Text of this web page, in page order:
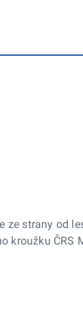
ze strany od
kroužku ČRS